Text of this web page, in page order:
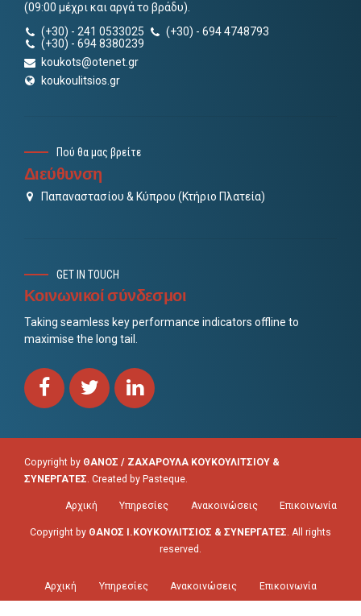
(09:00 μέχρι και αργά το βράδυ).
(+30) - 241 0533025
(+30) - 694 4748793
(+30) - 694 8380239
koukots@otenet.gr
koukoulitsios.gr
Πού θα μας βρείτε
Διεύθυνση
Παπαναστασίου & Κύπρου (Κτήριο Πλατεία)
GET IN TOUCH
Κοινωνικοί σύνδεσμοι
Taking seamless key performance indicators offline to
maximise the long tail.
Copyright by ΘΑΝΟΣ / ΖΑΧΑΡΟΥΛΑ ΚΟΥΚΟΥΛΙΤΣΙΟΥ &
ΣΥΝΕΡΓΑΤΕΣ . Created by Pasteque
Αρχική Υπηρεσίες Ανακοινώσεις Επικοινωνία
Copyright by ΘΑΝΟΣ Ι.ΚΟΥΚΟΥΛΙΤΣΙΟΣ & ΣΥΝΕΡΓΑΤΕΣ. All rights
reserved.
Αρχική Υπηρεσίες Ανακοινώσεις Επικοινωνία